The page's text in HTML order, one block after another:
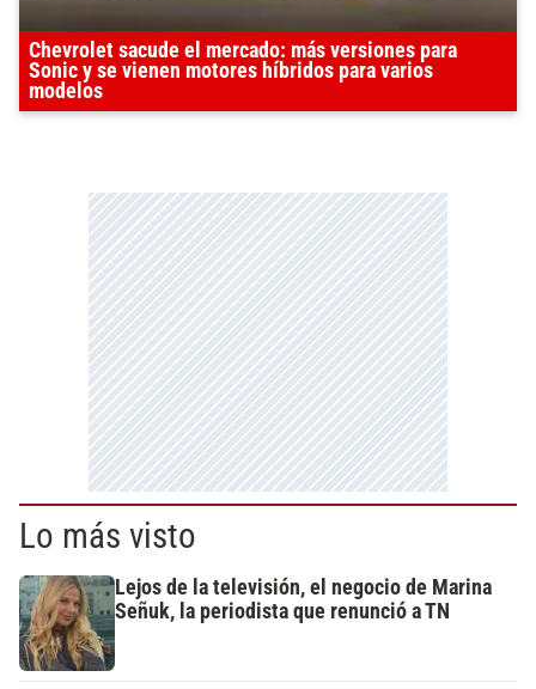
Chevrolet sacude el mercado: más versiones para
Sonic y se vienen motores híbridos para varios
modelos
Lo más visto
Lejos de la televisión, el negocio de Marina
Señuk, la periodista que renunció a TN